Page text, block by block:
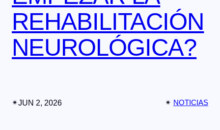
REHABILITACIÓN
NEUROLÓGICA?
✴︎JUN 2, 2026 ✴︎ NOTICIAS